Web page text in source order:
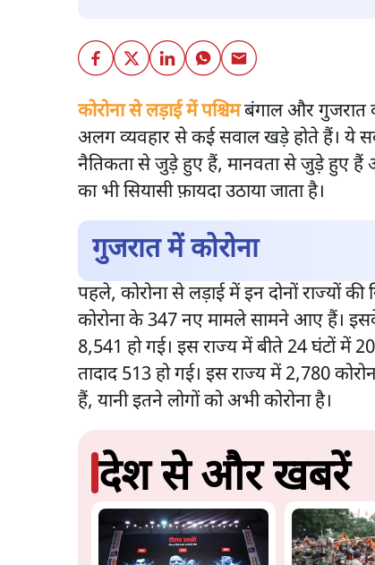
कोरोना से लड़ाई में पश्चिमबंगाल और गुजरात
अलग व्यवहार से कई सवाल खड़े होते हैं। ये
नैतिकता से जुड़े हुए हैं, मानवता से जुड़े हुए हैं
का भी सियासी फ़ायदा उठाया जाता है।
गुजरात में कोरोना
पहले, कोरोना से लड़ाई में इन दोनों राज्यों
कोरोना के 347 नए मामले सामने आए हैं। इसके
8,541 हो गई। इस राज्य में बीते 24 घंटों में
तादाद 513 हो गई। इस राज्य में 2,780
हैं, यानी इतने लोगों को अभी कोरोना है।
देश से और खबरें